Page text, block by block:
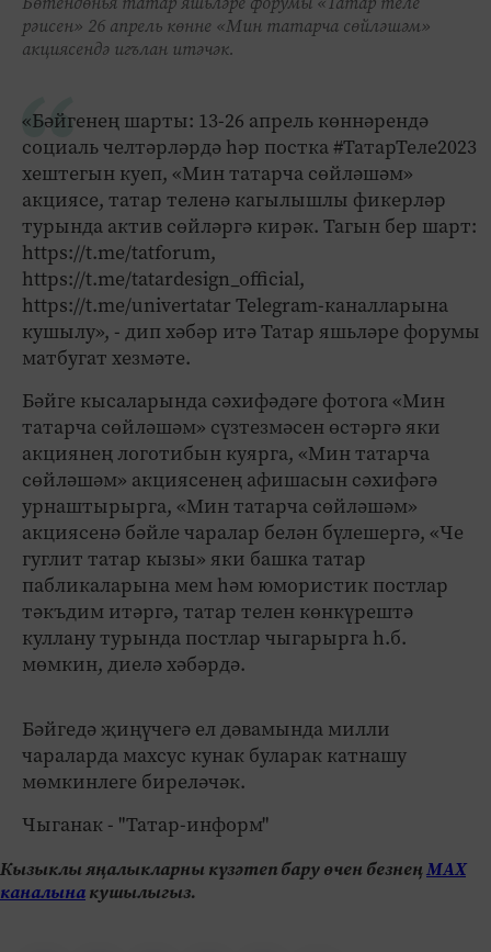
рәисен» 26 апрель көнне «Мин татарча сөйләшәм»
акциясендә игълан итәчәк.
«Бәйгенең шарты: 13-26 апрель көннәрендә
социаль челтәрләрдә һәр постка #ТатарТеле2023
хештегын куеп, «Мин татарча сөйләшәм»
акциясе, татар теленә кагылышлы фикерләр
турында актив сөйләргә кирәк. Тагын бер шарт:
https://t.me/tatforum,
https://t.me/tatardesign_official,
https://t.me/univertatar Telegram-каналларына
кушылу», - дип хәбәр итә Татар яшьләре форумы
матбугат хезмәте.
Бәйге кысаларында сәхифәдәге фотога «Мин
татарча сөйләшәм» сүзтезмәсен өстәргә яки
акциянең логотибын куярга, «Мин татарча
сөйләшәм» акциясенең афишасын сәхифәгә
урнаштырырга, «Мин татарча сөйләшәм»
акциясенә бәйле чаралар белән бүлешергә, «Че
гуглит татар кызы» яки башка татар
пабликаларына мем һәм юмористик постлар
тәкъдим итәргә, татар телен көнкүрештә
куллану турында постлар чыгарырга һ.б.
мөмкин, диелә хәбәрдә.
Бәйгедә җиңүчегә ел дәвамында милли
чараларда махсус кунак буларак катнашу
мөмкинлеге биреләчәк.
Чыганак - "Татар-информ"
Кызыклы яңалыкларны күзәтеп бару өчен безнеңМАХ
каналынакушылыгыз.